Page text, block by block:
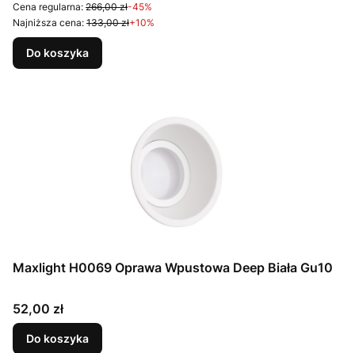
Cena regularna: 266,00 zł-45%
Najniższa cena: 133,00 zł+10%
Do koszyka
Maxlight H0069 Oprawa Wpustowa Deep Biała Gu10
Cena
52,00 zł
Do koszyka